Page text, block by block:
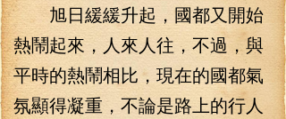
旭日緩緩升起，國都又開始
熱鬧起來，人來人往，不過，與
平時的熱鬧相比，現在的國都氣
氛顯得凝重，不論是路上的行人